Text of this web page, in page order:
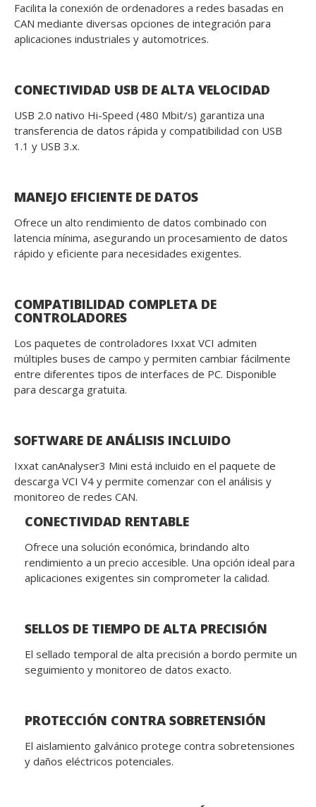
Facilita la conexión de ordenadores a redes basadas en
CAN mediante diversas opciones de integración para
aplicaciones industriales y automotrices.
CONECTIVIDAD USB DE ALTA VELOCIDAD
USB 2.0 nativo Hi-Speed (480 Mbit/s) garantiza una
transferencia de datos rápida y compatibilidad con USB
1.1 y USB 3.x.
MANEJO EFICIENTE DE DATOS
Ofrece un alto rendimiento de datos combinado con
latencia mínima, asegurando un procesamiento de datos
rápido y eficiente para necesidades exigentes.
COMPATIBILIDAD COMPLETA DE
CONTROLADORES
Los paquetes de controladores Ixxat VCI admiten
múltiples buses de campo y permiten cambiar fácilmente
entre diferentes tipos de interfaces de PC. Disponible
para descarga gratuita.
SOFTWARE DE ANÁLISIS INCLUIDO
Ixxat canAnalyser3 Mini está incluido en el paquete de
descarga VCI V4 y permite comenzar con el análisis y
monitoreo de redes CAN.
CONECTIVIDAD RENTABLE
Ofrece una solución económica, brindando alto
rendimiento a un precio accesible. Una opción ideal para
aplicaciones exigentes sin comprometer la calidad.
SELLOS DE TIEMPO DE ALTA PRECISIÓN
El sellado temporal de alta precisión a bordo permite un
seguimiento y monitoreo de datos exacto.
PROTECCIÓN CONTRA SOBRETENSIÓN
El aislamiento galvánico protege contra sobretensiones
y daños eléctricos potenciales.